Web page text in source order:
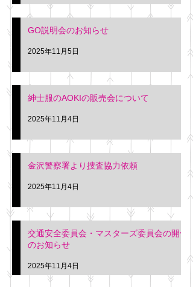
GO説明会のお知らせ
2025年11月5日
紳士服のAOKIの販売会について
2025年11月4日
金沢警察署より捜査協力依頼
2025年11月4日
交通安全委員会・マスターズ委員会の開催
のお知らせ
2025年11月4日